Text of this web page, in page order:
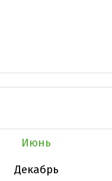
Июнь
Декабрь